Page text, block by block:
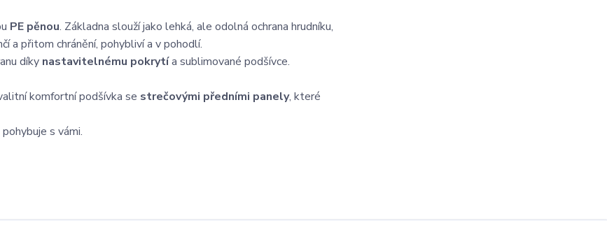
PE pěnou. Základna slouží jako lehká, ale odolná ochrana hrudníku,
a přitom chránění, pohybliví a v pohodlí.
díky nastavitelnému pokrytía sublimované podšívce.
komfortní podšívka se strečovými předními panely, které
s vámi.